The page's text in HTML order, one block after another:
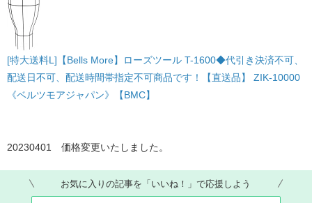
[特大送料L]【Bells More】ローズツール T-1600◆代引き決済不可、
配送日不可、配送時間帯指定不可商品です！【直送品】 ZIK-10000
《ベルツモアジャパン》【BMC】
20230401 価格変更いたしました。
お気に入りの記事を「いいね！」で応援しよう